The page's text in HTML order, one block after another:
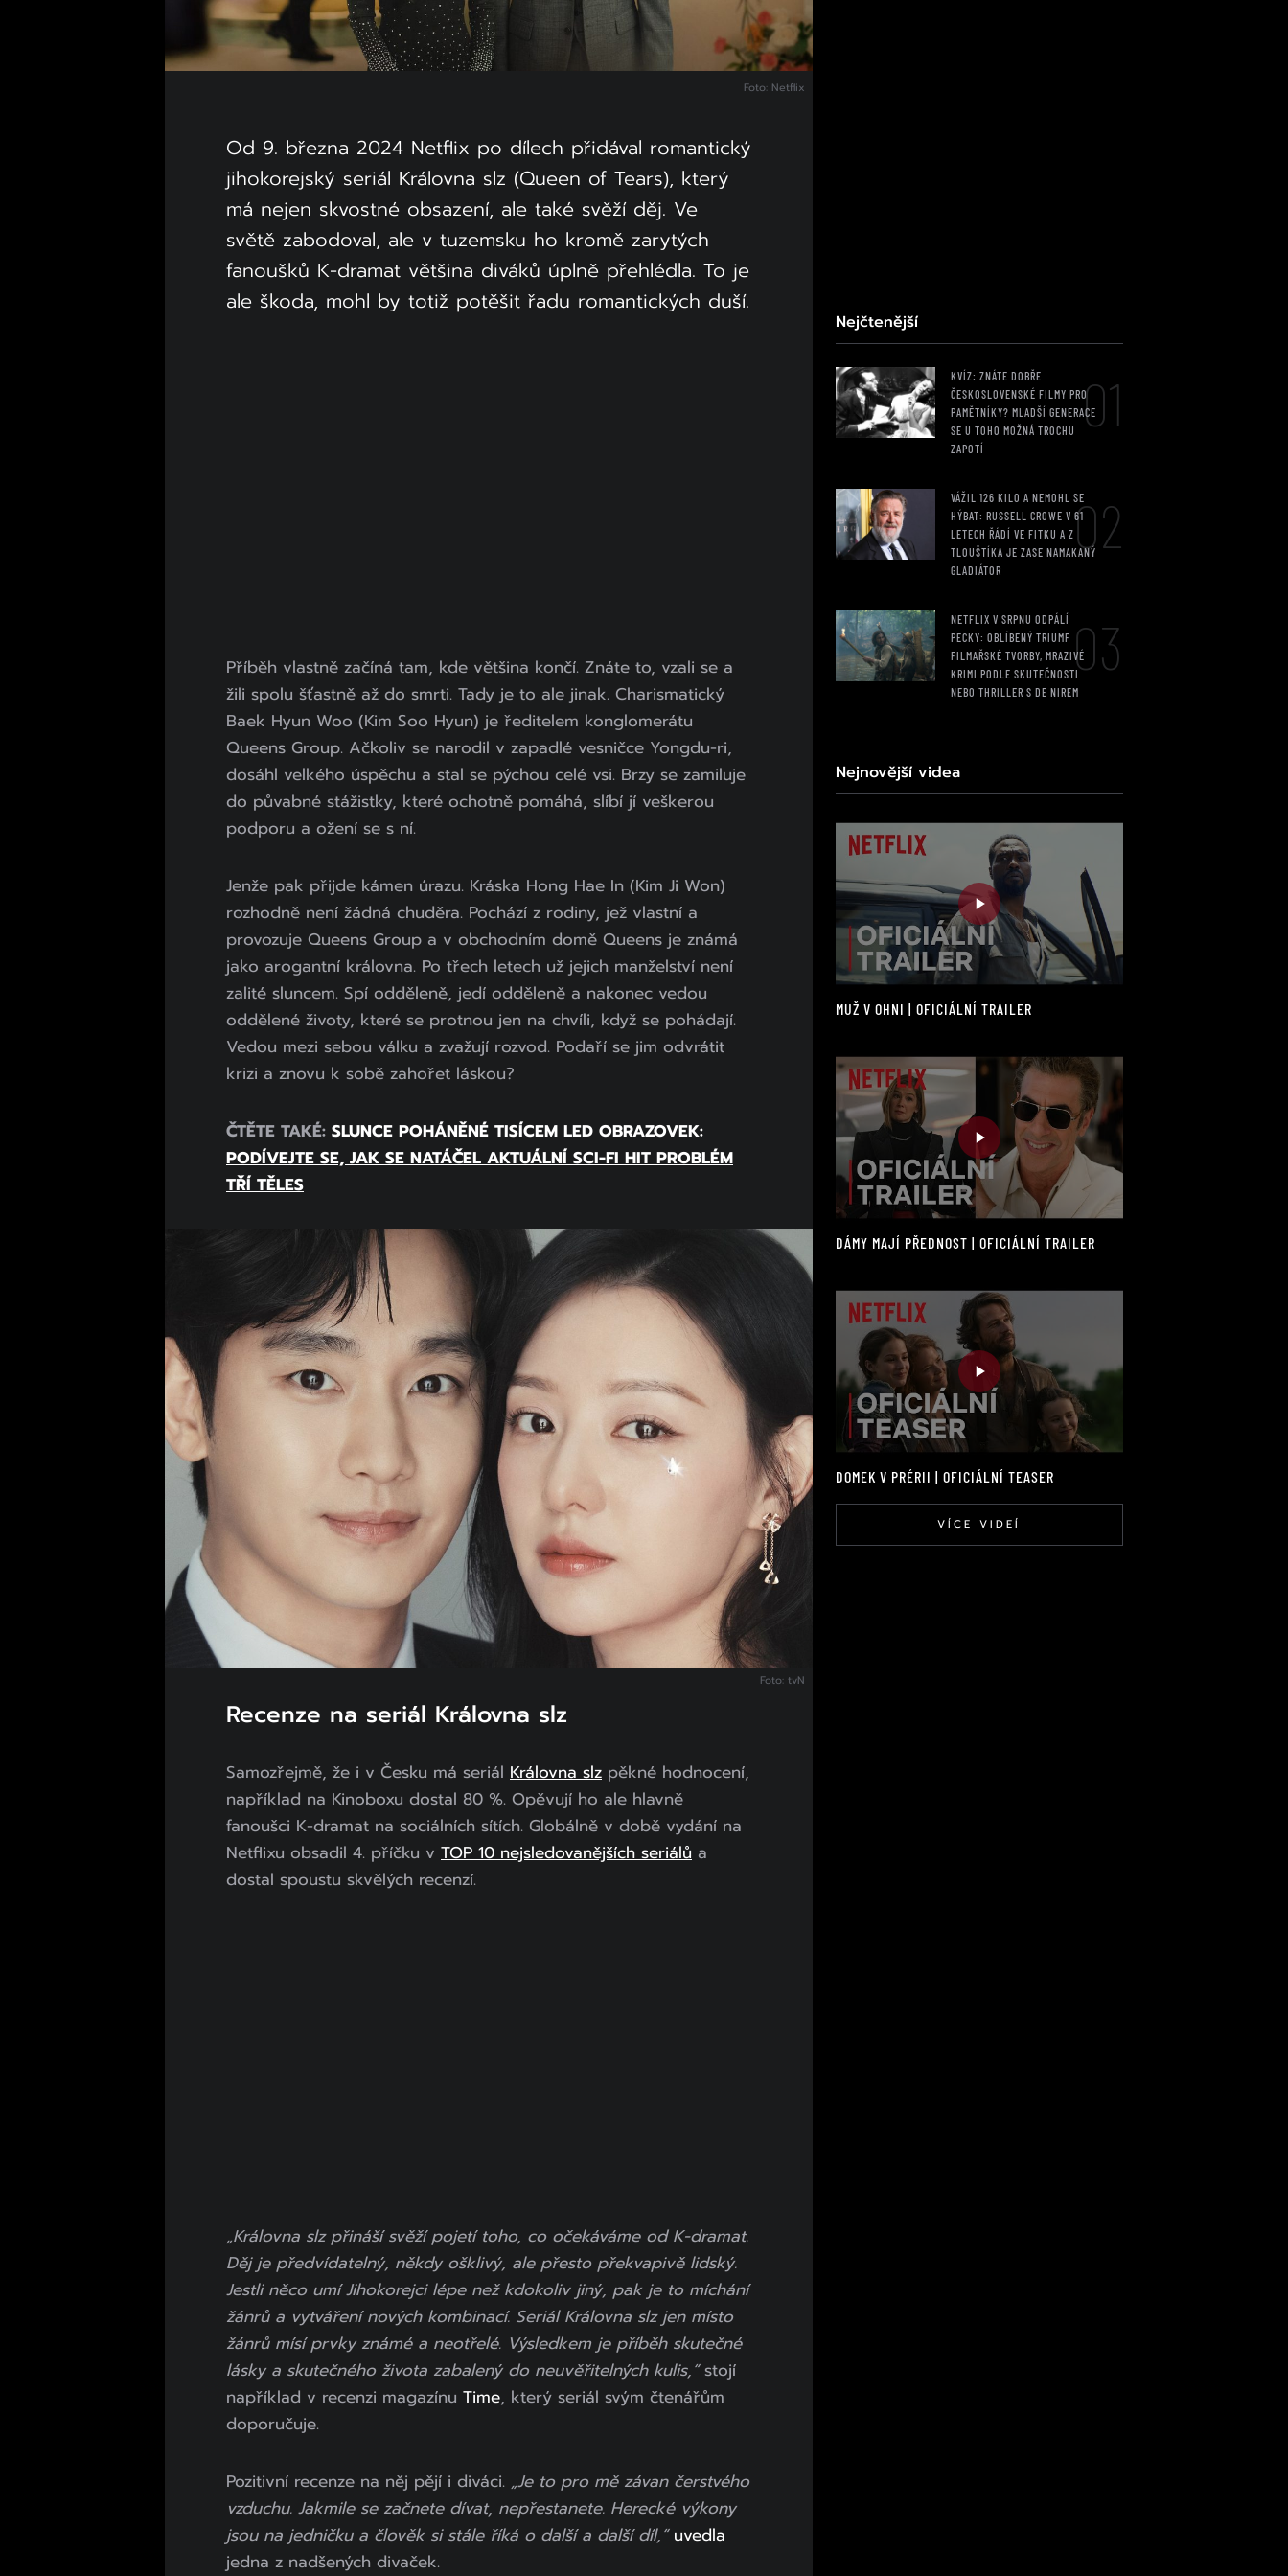
Foto: Netflix
Od 9. března 2024 Netflix po dílech přidával romantický
jihokorejský seriál Královna slz (Queen of Tears), který
má nejen skvostné obsazení, ale také svěží děj. Ve
světě zabodoval, ale v tuzemsku ho kromě zarytých
fanoušků K-dramat většina diváků úplně přehlédla. To je
ale škoda, mohl by totiž potěšit řadu romantických duší.
Příběh vlastně začíná tam, kde většina končí. Znáte to, vzali se a
žili spolu šťastně až do smrti. Tady je to ale jinak. Charismatický
Baek Hyun Woo (Kim Soo Hyun) je ředitelem konglomerátu
Queens Group. Ačkoliv se narodil v zapadlé vesničce Yongdu-ri,
dosáhl velkého úspěchu a stal se pýchou celé vsi. Brzy se zamiluje
do půvabné stážistky, které ochotně pomáhá, slíbí jí veškerou
podporu a ožení se s ní.
Jenže pak přijde kámen úrazu. Kráska Hong Hae In (Kim Ji Won)
rozhodně není žádná chuděra. Pochází z rodiny, jež vlastní a
provozuje Queens Group a v obchodním domě Queens je známá
jako arogantní královna. Po třech letech už jejich manželství není
zalité sluncem. Spí odděleně, jedí odděleně a nakonec vedou
oddělené životy, které se protnou jen na chvíli, když se pohádají.
Vedou mezi sebou válku a zvažují rozvod. Podaří se jim odvrátit
krizi a znovu k sobě zahořet láskou?
ČTĚTE TAKÉ: SLUNCE POHÁNĚNÉ TISÍCEM LED OBRAZOVEK:
PODÍVEJTE SE, JAK SE NATÁČEL AKTUÁLNÍ SCI-FI HIT PROBLÉM
TŘÍ TĚLES
Foto: tvN
Recenze na seriál Královna slz
Samozřejmě, že i v Česku má seriál Královna slz pěkné hodnocení,
například na Kinoboxu dostal 80 %. Opěvují ho ale hlavně
fanoušci K-dramat na sociálních sítích. Globálně v době vydání na
Netflixu obsadil 4. příčku v TOP 10 nejsledovanějších seriálů a
dostal spoustu skvělých recenzí.
„Královna slz přináší svěží pojetí toho, co očekáváme od K-dramat.
Děj je předvídatelný, někdy ošklivý, ale přesto překvapivě lidský.
Jestli něco umí Jihokorejci lépe než kdokoliv jiný, pak je to míchání
žánrů a vytváření nových kombinací. Seriál Královna slz jen místo
žánrů mísí prvky známé a neotřelé. Výsledkem je příběh skutečné
lásky a skutečného života zabalený do neuvěřitelných kulis,“stojí
například v recenzi magazínu Time, který seriál svým čtenářům
doporučuje.
Pozitivní recenze na něj pějí i diváci. „Je to pro mě závan čerstvého
vzduchu. Jakmile se začnete dívat, nepřestanete. Herecké výkony
jsou na jedničku a člověk si stále říká o další a další díl,“ uvedla
jedna z nadšených divaček.
Nejčtenější
KVÍZ: ZNÁTE DOBŘE
ČESKOSLOVENSKÉ FILMY PRO
PAMĚTNÍKY? MLADŠÍ GENERACE
SE U TOHO MOŽNÁ TROCHU
ZAPOTÍ
01
VÁŽIL 126 KILO A NEMOHL SE
HÝBAT: RUSSELL CROWE V 61
LETECH ŘÁDÍ VE FITKU A Z
TLOUŠTÍKA JE ZASE NAMAKANÝ
GLADIÁTOR
02
NETFLIX V SRPNU ODPÁLÍ
PECKY: OBLÍBENÝ TRIUMF
FILMAŘSKÉ TVORBY, MRAZIVÉ
KRIMI PODLE SKUTEČNOSTI
NEBO THRILLER S DE NIREM
03
Nejnovější videa
MUŽ V OHNI | OFICIÁLNÍ TRAILER
DÁMY MAJÍ PŘEDNOST | OFICIÁLNÍ TRAILER
DOMEK V PRÉRII | OFICIÁLNÍ TEASER
VÍCE VIDEÍ